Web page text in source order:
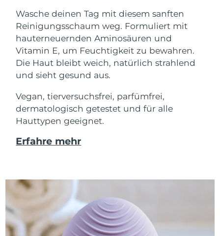
Wasche deinen Tag mit diesem sanften
Reinigungsschaum weg. Formuliert mit
hauterneuernden Aminosäuren und
Vitamin E, um Feuchtigkeit zu bewahren.
Die Haut bleibt weich, natürlich strahlend
und sieht gesund aus.
Vegan, tierversuchsfrei, parfümfrei,
dermatologisch getestet und für alle
Hauttypen geeignet.
Erfahre mehr